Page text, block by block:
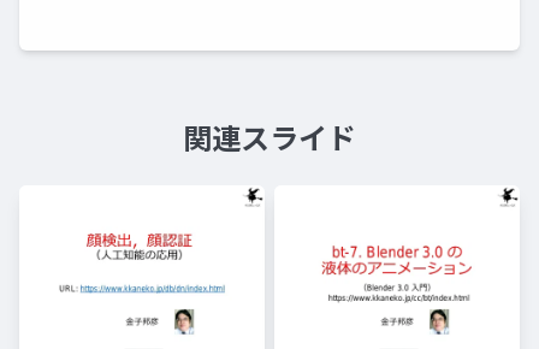
関連スライド